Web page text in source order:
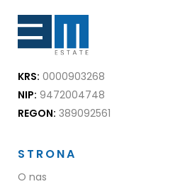
GRUNTY
RYNEK DEWELOPERSKI
NIERUCHOMOŚCI
KREDYTOWANIE
KRS: 0000903268
NIP: 9472004748
REGON: 389092561
STRONA
O nas